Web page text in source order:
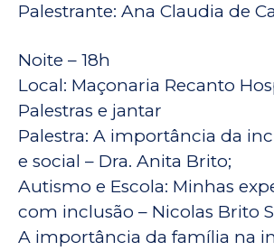
Palestrante: Ana Claudia de
Noite – 18h
Local: Maçonaria Recanto
Palestras e jantar
Palestra: A importância da
e social – Dra. Anita Brito;
Autismo e Escola: Minhas
com inclusão – Nicolas Brito
A importância da família na